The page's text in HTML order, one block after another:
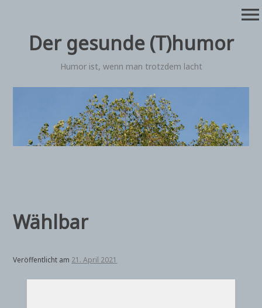
springenDer gesunde (T)humor
Humor ist, wenn man trotzdem lacht
menu
Wählbar
Veröffentlicht am 21. April 2021